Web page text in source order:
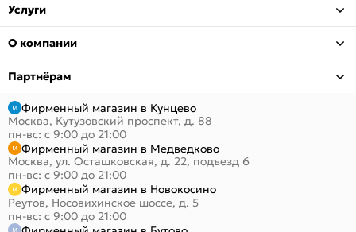
Услуги
О компании
Партнёрам
Фирменный магазин в Кунцево
Москва, Кутузовский проспект, д. 88
пн-вс: с 9:00 до 21:00
Фирменный магазин в Медведково
Москва, ул. Осташковская, д. 22, подъезд 6
пн-вс: с 9:00 до 21:00
Фирменный магазин в Новокосино
Реутов, Носовихинское шоссе, д. 5
пн-вс: с 9:00 до 21:00